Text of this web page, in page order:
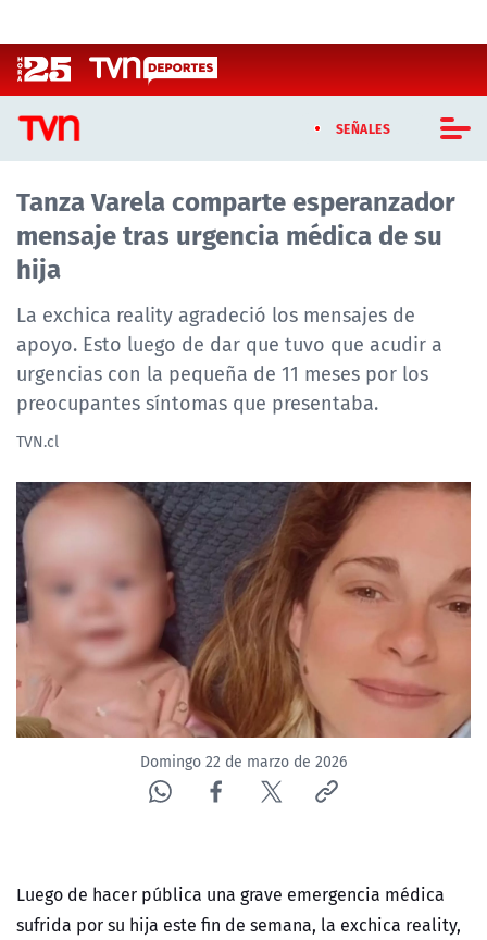
SEÑALES
CASTING MASTERCHEF CHILE
CASTING TVN VERTICAL
TVN VERTICAL
TVN PLAY
PROGRAMAS
NTV
ACTUALIDAD Y TENDENCIAS
CORPORATIVO Y TRANSPARENCIA
CANAL DE DENUNCIAS
ÁREA DE PROYECTOS
Tanza Varela comparte esperanzador
mensaje tras urgencia médica de su
hija
La exchica reality agradeció los mensajes de
apoyo. Esto luego de dar que tuvo que acudir a
urgencias con la pequeña de 11 meses por los
preocupantes síntomas que presentaba.
TVN.cl
Domingo 22 de marzo de 2026
Luego de hacer pública una grave emergencia médica
sufrida por su hija este fin de semana, la exchica reality,